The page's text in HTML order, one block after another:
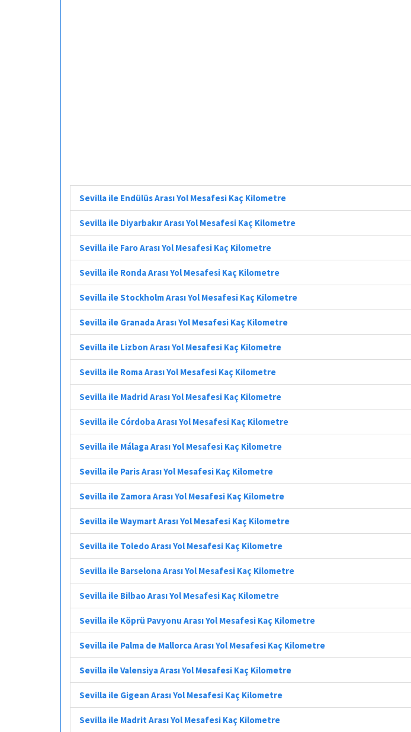
Sevilla ile Endülüs Arası Yol Mesafesi Kaç Kilometre
Sevilla ile Diyarbakır Arası Yol Mesafesi Kaç Kilometre
Sevilla ile Faro Arası Yol Mesafesi Kaç Kilometre
Sevilla ile Ronda Arası Yol Mesafesi Kaç Kilometre
Sevilla ile Stockholm Arası Yol Mesafesi Kaç Kilometre
Sevilla ile Granada Arası Yol Mesafesi Kaç Kilometre
Sevilla ile Lizbon Arası Yol Mesafesi Kaç Kilometre
Sevilla ile Roma Arası Yol Mesafesi Kaç Kilometre
Sevilla ile Madrid Arası Yol Mesafesi Kaç Kilometre
Sevilla ile Córdoba Arası Yol Mesafesi Kaç Kilometre
Sevilla ile Málaga Arası Yol Mesafesi Kaç Kilometre
Sevilla ile Paris Arası Yol Mesafesi Kaç Kilometre
Sevilla ile Zamora Arası Yol Mesafesi Kaç Kilometre
Sevilla ile Waymart Arası Yol Mesafesi Kaç Kilometre
Sevilla ile Toledo Arası Yol Mesafesi Kaç Kilometre
Sevilla ile Barselona Arası Yol Mesafesi Kaç Kilometre
Sevilla ile Bilbao Arası Yol Mesafesi Kaç Kilometre
Sevilla ile Köprü Pavyonu Arası Yol Mesafesi Kaç Kilometre
Sevilla ile Palma de Mallorca Arası Yol Mesafesi Kaç Kilometre
Sevilla ile Valensiya Arası Yol Mesafesi Kaç Kilometre
Sevilla ile Gigean Arası Yol Mesafesi Kaç Kilometre
Sevilla ile Madrit Arası Yol Mesafesi Kaç Kilometre